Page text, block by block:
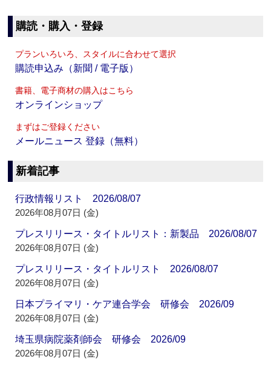
購読・購入・登録
プランいろいろ、スタイルに合わせて選択
購読申込み（新聞 / 電子版）
書籍、電子商材の購入はこちら
オンラインショップ
まずはご登録ください
メールニュース 登録（無料）
新着記事
行政情報リスト 2026/08/07
2026年08月07日 (金)
プレスリリース・タイトルリスト：新製品 2026/08/07
2026年08月07日 (金)
プレスリリース・タイトルリスト 2026/08/07
2026年08月07日 (金)
日本プライマリ・ケア連合学会 研修会 2026/09
2026年08月07日 (金)
埼玉県病院薬剤師会 研修会 2026/09
2026年08月07日 (金)